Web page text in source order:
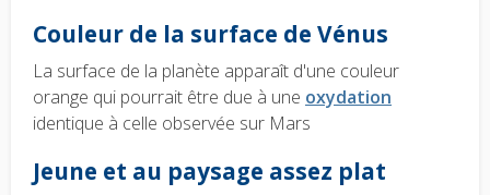
Couleur de la surface de Vénus
La surface de la planète apparaît d'une couleur
orange qui pourrait être due à une oxydation
identique à celle observée sur Mars
Jeune et au paysage assez plat